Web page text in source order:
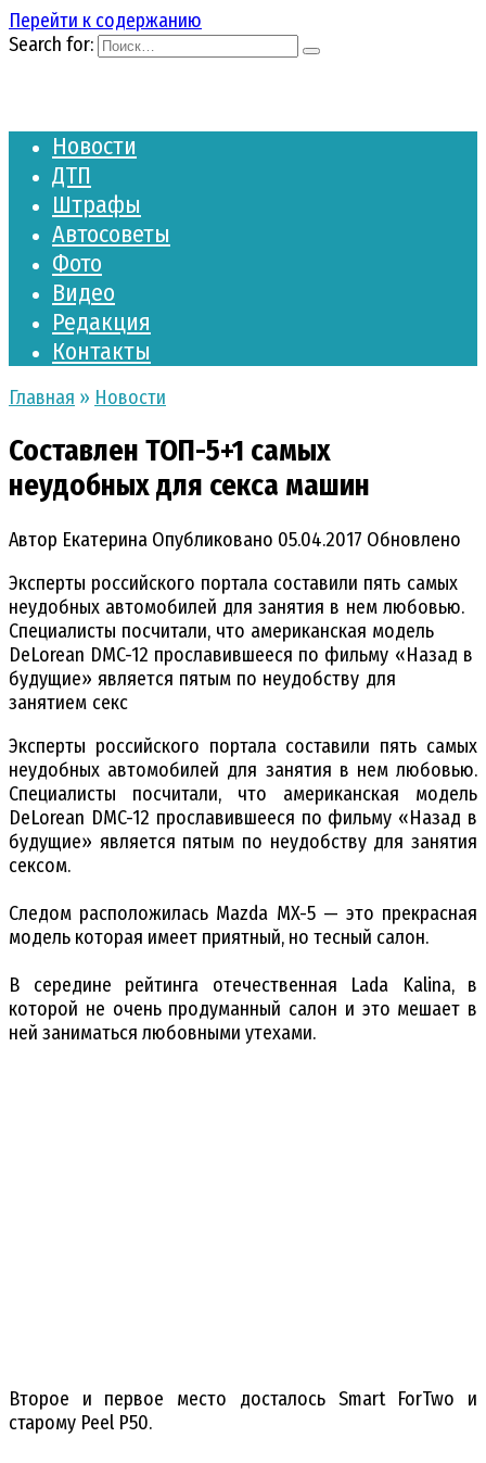
Перейти к содержанию
Search for:
Новости
ДТП
Штрафы
Автосоветы
Фото
Видео
Редакция
Контакты
Главная » Новости
Составлен ТОП-5+1 самых
неудобных для секса машин
Автор Екатерина Опубликовано 05.04.2017 Обновлено
Эксперты российского портала составили пять самых
неудобных автомобилей для занятия в нем любовью.
Специалисты посчитали, что американская модель
DeLorean DMC-12 прославившееся по фильму «Назад в
будущие» является пятым по неудобству для
занятием секс
Эксперты российского портала составили пять самых
неудобных автомобилей для занятия в нем любовью.
Специалисты посчитали, что американская модель
DeLorean DMC-12 прославившееся по фильму «Назад в
будущие» является пятым по неудобству для занятия
сексом.
Следом расположилась Mazda MX-5 — это прекрасная
модель которая имеет приятный, но тесный салон.
В середине рейтинга отечественная Lada Kalina, в
которой не очень продуманный салон и это мешает в
ней заниматься любовными утехами.
Второе и первое место досталось Smart ForTwo и
старому Peel P50.